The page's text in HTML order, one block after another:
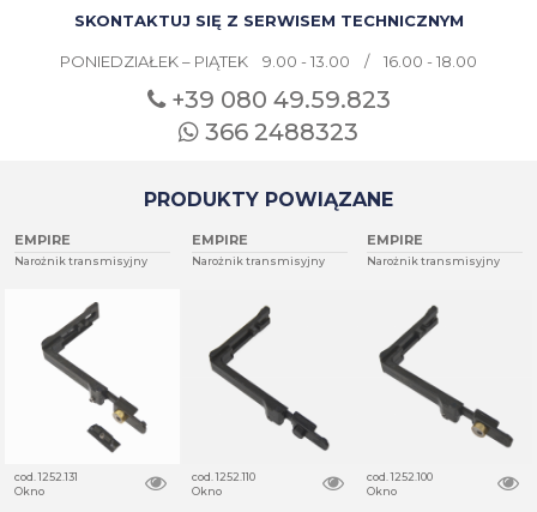
SKONTAKTUJ SIĘ Z SERWISEM TECHNICZNYM
PONIEDZIAŁEK – PIĄTEK 9.00 - 13.00 / 16.00 - 18.00
+39 080 49.59.823
366 2488323
PRODUKTY POWIĄZANE
EMPIRE
Narożnik transmisyjny
cod. 1252.131
Okno
EMPIRE
Narożnik transmisyjny
cod. 1252.110
Okno
EMPIRE
Narożnik transmisyjny
cod. 1252.100
Okno